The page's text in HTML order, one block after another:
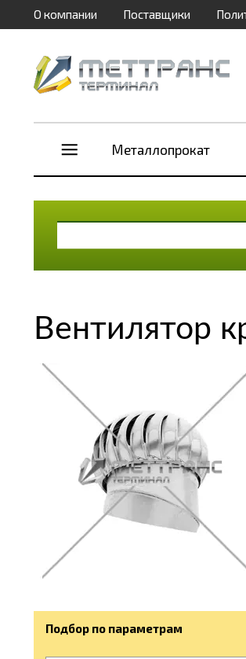
О компании Поставщики
Металлопрокат
Вентилятор
Подбор по параметрам